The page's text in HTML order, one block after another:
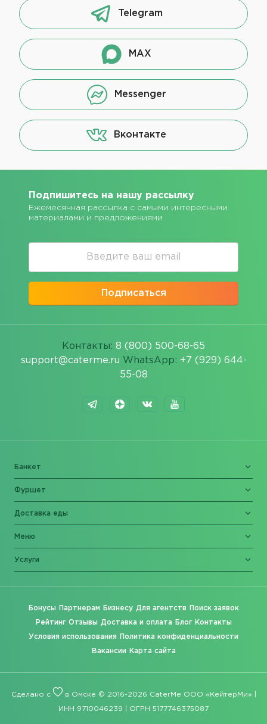
Telegram
MAX
Messenger
Вконтакте
Подпишитесь на нашу рассылку
Ежемесячная рассылка с самыми интересными
материалами и предложениями
Подписаться
Контакты: 8 (800) 500-68-65
support@caterme.ru WhatsApp: +7 (929) 644-
55-08
Банкет
Фуршет
Доставка еды
Меню
Услуги
Бонусы Партнерам Бизнесу Для агентств Поиск заявок
Рейтинг Отзывы Доставка и оплата Блог Контакты
Условия использования Политика конфиденциальности
Вакансии Карта сайта
Сделано с в Омске © 2016-2026 CaterMe ООО «КейтерМи» |
ИНН 9710046239 | ОГРН 5177746375087